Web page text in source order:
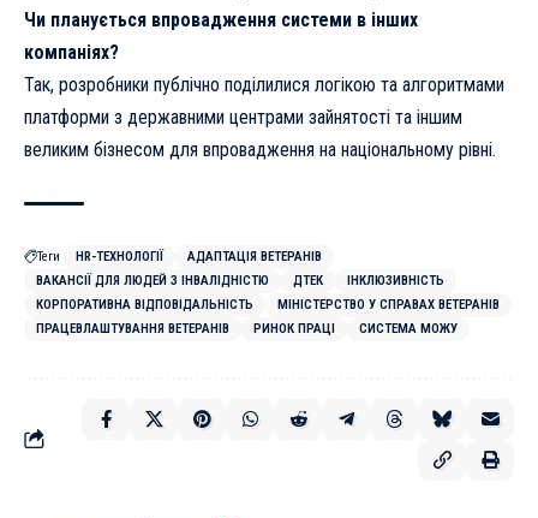
Чи планується впровадження системи в інших
компаніях?
Так, розробники публічно поділилися логікою та алгоритмами
платформи з державними центрами зайнятості та іншим
великим бізнесом для впровадження на національному рівні.
Теги HR-ТЕХНОЛОГІЇ
АДАПТАЦІЯ ВЕТЕРАНІВ
ВАКАНСІЇ ДЛЯ ЛЮДЕЙ З ІНВАЛІДНІСТЮ
ДТЕК
ІНКЛЮЗИВНІСТЬ
КОРПОРАТИВНА ВІДПОВІДАЛЬНІСТЬ
МІНІСТЕРСТВО У СПРАВАХ ВЕТЕРАНІВ
ПРАЦЕВЛАШТУВАННЯ ВЕТЕРАНІВ
РИНОК ПРАЦІ СИСТЕМА МОЖУ